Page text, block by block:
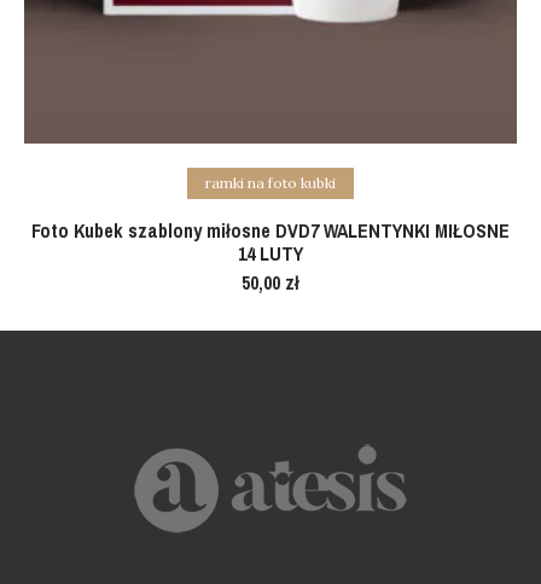
Add to cart
ramki na foto kubki
Foto Kubek szablony miłosne DVD7 WALENTYNKI MIŁOSNE
14 LUTY
50,00 zł